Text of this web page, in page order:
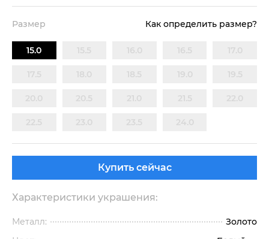
Размер Как определить размер?
15.0
Купить сейчас
Характеристики украшения:
Металл:
Золото